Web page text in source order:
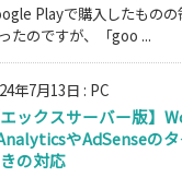
Playで購入したもの
たのですが、「goo ...
年7月13日 : PC
エックスサーバー版】
やAdSenseの
の対応